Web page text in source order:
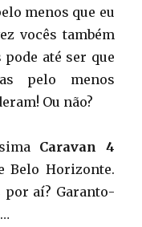
menos que eu
vocês também
pode até ser que
pelo menos
Ou não?
Caravan 4
Belo Horizonte.
por aí? Garanto-